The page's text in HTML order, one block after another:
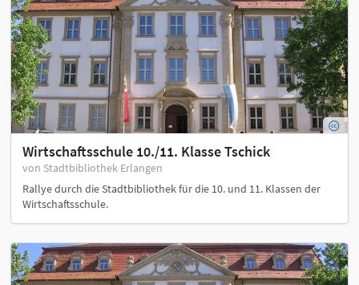
Wirtschaftsschule 10./11. Klasse Tschick
von Stadtbibliothek Erlangen
Rallye durch die Stadtbibliothek für die 10. und 11. Klassen der
Wirtschaftsschule.